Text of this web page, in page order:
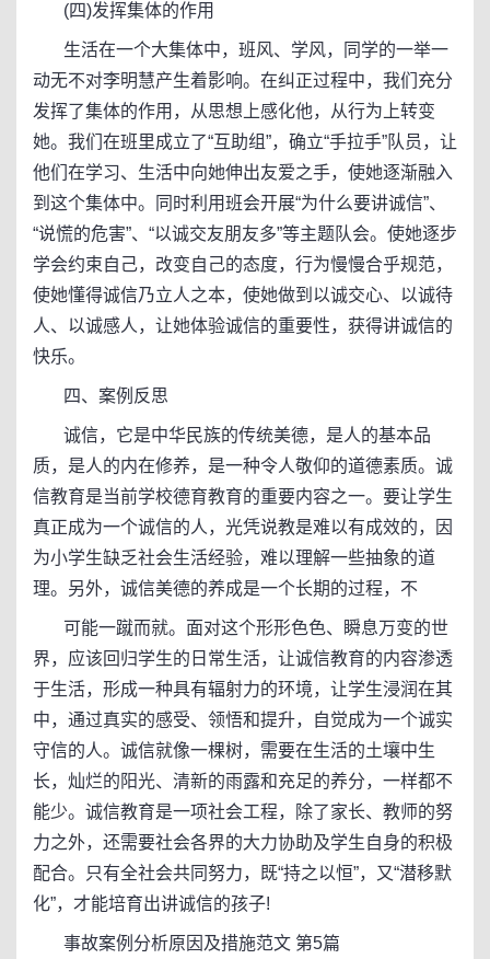
(四)发挥集体的作用
生活在一个大集体中，班风、学风，同学的一举一
动无不对李明慧产生着影响。在纠正过程中，我们充分
发挥了集体的作用，从思想上感化他，从行为上转变
她。我们在班里成立了“互助组”，确立“手拉手”队员，让
他们在学习、生活中向她伸出友爱之手，使她逐渐融入
到这个集体中。同时利用班会开展“为什么要讲诚信”、
“说慌的危害”、“以诚交友朋友多”等主题队会。使她逐步
学会约束自己，改变自己的态度，行为慢慢合乎规范，
使她懂得诚信乃立人之本，使她做到以诚交心、以诚待
人、以诚感人，让她体验诚信的重要性，获得讲诚信的
快乐。
四、案例反思
诚信，它是中华民族的传统美德，是人的基本品
质，是人的内在修养，是一种令人敬仰的道德素质。诚
信教育是当前学校德育教育的重要内容之一。要让学生
真正成为一个诚信的人，光凭说教是难以有成效的，因
为小学生缺乏社会生活经验，难以理解一些抽象的道
理。另外，诚信美德的养成是一个长期的过程，不
可能一蹴而就。面对这个形形色色、瞬息万变的世
界，应该回归学生的日常生活，让诚信教育的内容渗透
于生活，形成一种具有辐射力的环境，让学生浸润在其
中，通过真实的感受、领悟和提升，自觉成为一个诚实
守信的人。诚信就像一棵树，需要在生活的土壤中生
长，灿烂的阳光、清新的雨露和充足的养分，一样都不
能少。诚信教育是一项社会工程，除了家长、教师的努
力之外，还需要社会各界的大力协助及学生自身的积极
配合。只有全社会共同努力，既“持之以恒”，又“潜移默
化”，才能培育出讲诚信的孩子!
事故案例分析原因及措施范文 第5篇